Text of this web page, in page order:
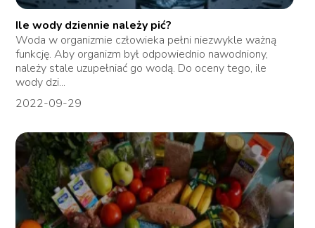
Ile wody dziennie należy pić?
Woda w organizmie człowieka pełni niezwykle ważną
funkcję. Aby organizm był odpowiednio nawodniony,
należy stale uzupełniać go wodą. Do oceny tego, ile
wody dzi...
2022-09-29